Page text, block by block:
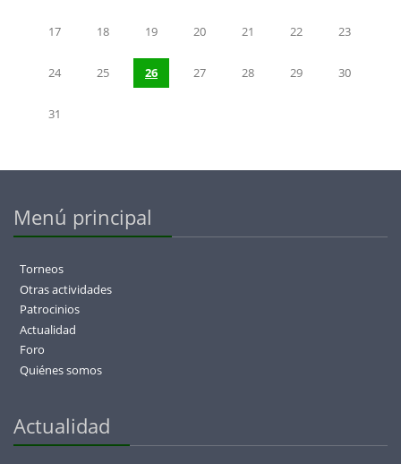
17 18 19 20 21 22 23
24 25 26 27 28 29 30
31
Menú principal
Torneos
Otras actividades
Patrocinios
Actualidad
Foro
Quiénes somos
Actualidad